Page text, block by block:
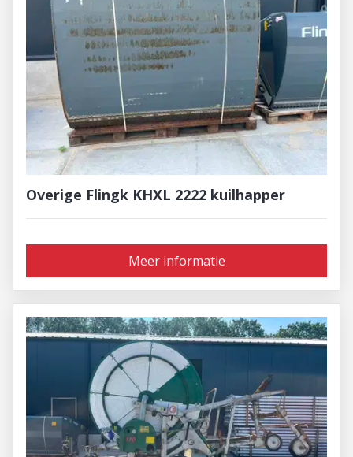
Overige Flingk KHXL 2222 kuilhapper
Meer informatie